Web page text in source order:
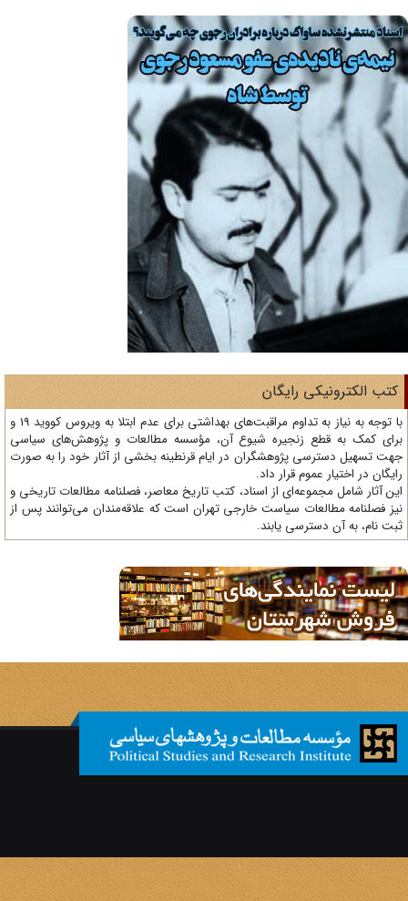
الکترونیکی رایگان
با توجه به نیاز به تداوم مراقبت‌های بهداشتی برای عدم ابتلا به ویروس کووید 19 و
کمک به قطع زنجیره شیوع آن، مؤسسه مطالعات و پژوهش‌های سیاسی
تسهیل دسترسی پژوهشگران در ایام قرنطینه بخشی از آثار خود را به صورت
در اختیار عموم قرار داد.
آثار شامل مجموعه‌ای از اسناد، کتب تاریخ معاصر، فصلنامه‌ مطالعات تاریخی و
فصلنامه مطالعات سیاست خارجی تهران است که علاقه‌مندان می‌توانند پس از
نام، به آن دسترسی یابند.